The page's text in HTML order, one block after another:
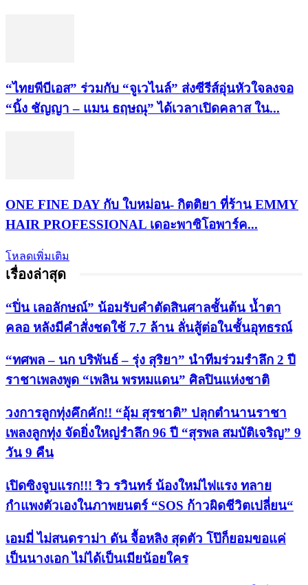
“ไทยพีบีเอส” ร่วมกับ “จูเวไนล์” ส่งซีรีส์อุ่นหัวใจลงจอ
“นิ้ง ชัญญา – แมน ธฤษณุ” ได้เวลาเปิดคลาส ใน...
ONE FINE DAY กับ ใบหม่อน- กิตติยา ที่ร้าน EMMY
HAIR PROFESSIONAL เดอะพาซิโอพาร์ค...
โหลดเพิ่มเติม
เรื่องล่าสุด
“ปิ่น เลอลักษณ์” น้อมรับคำตัดสินศาลชั้นต้น น้ำตา
คลอ หลังมีคำสั่งชดใช้ 7.7 ล้าน ลั่นสู้ต่อในชั้นอุทธรณ์
“ทศพล – นก บริพันธ์ – รุ่ง สุริยา” นำทีมร่วมรำลึก 2 ปี
ราชาเพลงพูด “เพลิน พรหมแดน” ศิลปินแห่งชาติ
วงการลูกทุ่งคึกคัก!! “อุ้ม สุรชาติ” ปลุกตำนานราชา
เพลงลูกทุ่ง จัดยิ่งใหญ่รำลึก 96 ปี “สุรพล สมบัติเจริญ” 9
วัน 9 คืน
เปิดซิงจูบแรก!!! ริว รวินทร์ น้องใหม่ไฟแรง ทลาย
กำแพงตัวเองในภาพยนตร์ “SOS ก้าวผิดชีวิตเปลี่ยน“
เอมมี่ ไม่สนดราม่า ดัน จื้อหลิง สุดตัว โป๊ก็ยอมขอแค่
เป็นนางเอก ไม่ได้เป็นเมียน้อยใคร